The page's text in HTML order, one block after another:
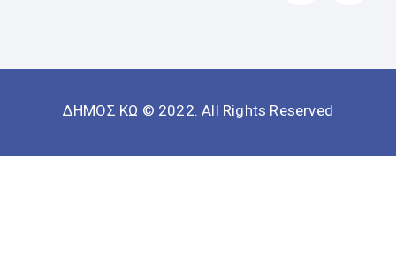
ΔΗΜΟΣ ΚΩ © 2022. All Rights Reserved